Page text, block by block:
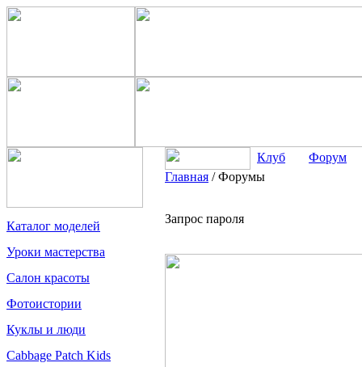
Каталог моделей
Уроки мастерства
Салон красоты
Фотоистории
Куклы и люди
Cabbage Patch Kids
Клуб
Форум
Главная /Форумы
Запрос пароля